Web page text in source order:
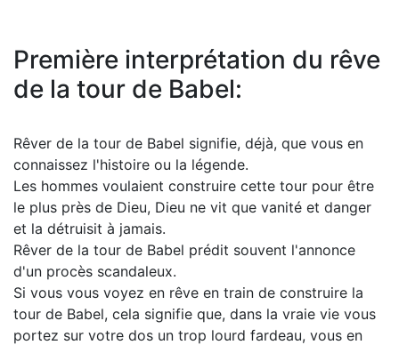
Première interprétation du rêve
de la tour de Babel:
Rêver de la tour de Babel signifie, déjà, que vous en
connaissez l'histoire ou la légende.
Les hommes voulaient construire cette tour pour être
le plus près de Dieu, Dieu ne vit que vanité et danger
et la détruisit à jamais.
Rêver de la tour de Babel prédit souvent l'annonce
d'un procès scandaleux.
Si vous vous voyez en rêve en train de construire la
tour de Babel, cela signifie que, dans la vraie vie vous
portez sur votre dos un trop lourd fardeau, vous en